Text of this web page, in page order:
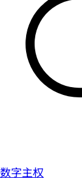
数字主权